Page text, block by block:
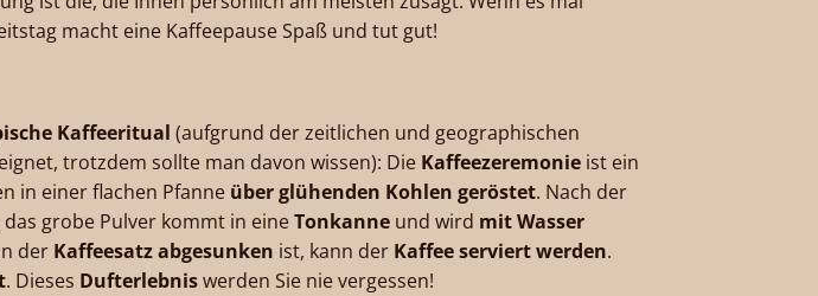
macht eine Kaffeepause Spaß und tut gut!
Kaffeeritual (aufgrund der zeitlichen und geographischen
trotzdem sollte man davon wissen): Die Kaffeezeremonie ist ein
in einer flachen Pfanne über glühenden Kohlen geröstet. Nach der
das grobe Pulver kommt in eineTonkanne und wird mit Wasser
der Kaffeesatz abgesunken ist, kann der Kaffee serviert werden.
. Dieses Dufterlebniswerden Sie nie vergessen!